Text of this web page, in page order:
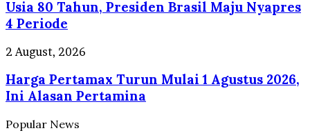
Menit
Awal
Tahun,
Presiden
Brasil
Maju
Nyapres
4
Periode
Usia 80 Tahun, Presiden Brasil Maju Nyapres
4 Periode
Harga
Turun
Mulai
1
Agustus
2 August, 2026
Harga Pertamax Turun Mulai 1 Agustus 2026,
Ini Alasan Pertamina
Popular News